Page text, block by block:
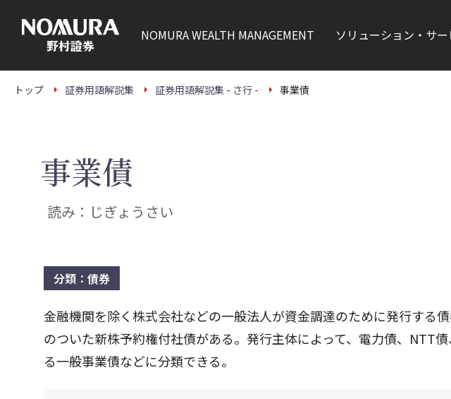
本
NOMURAWEALTH MANAGEMENT ソリューション・サ
トップ 証券用語解説集 証券用語解説集 - さ行 - 事業債
事業債
読み：じぎょうさい
分類：債券
金融機関を除く株式会社などの一般法人が資金調達のために発行する
のついた新株予約権付社債がある。発行主体によって、電力債、NTT
る一般事業債などに分類できる。